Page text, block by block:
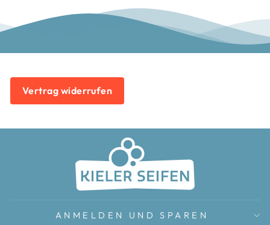
Vertrag widerrufen
ANMELDEN UND SPAREN